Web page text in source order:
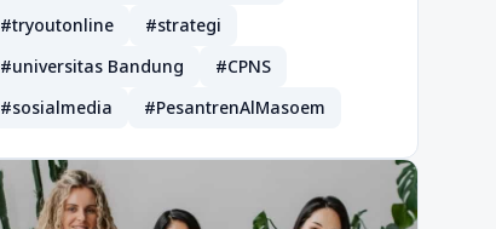
#tryoutonline
#strategi
#universitas Bandung
#CPNS
#sosialmedia
#PesantrenAlMasoem